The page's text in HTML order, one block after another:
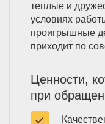
теплые и
условиях
проигрышные
приходит по
Ценности,
при